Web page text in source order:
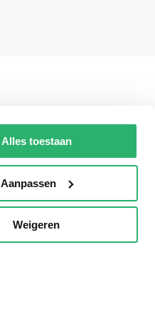
Alles toestaan
Aanpassen
Weigeren